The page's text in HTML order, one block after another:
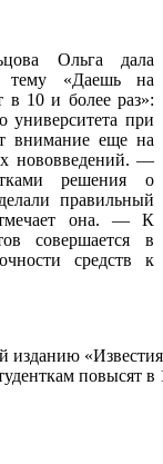
Ольга дала
«Даешь на
в 10 и более раз»:
университета при
внимание еще на
нововведений. —
решения о
правильный
она. — К
совершается в
средств к
изданию
повысят в